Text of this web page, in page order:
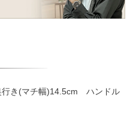
き(マチ幅)14.5cm ハンドル